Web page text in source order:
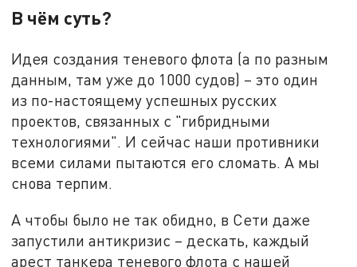
В чём суть?
Идея создания теневого флота (а по разным
данным, там уже до 1000 судов) – это один
из по-настоящему успешных русских
проектов, связанных с "гибридными
технологиями". И сейчас наши противники
всеми силами пытаются его сломать. А мы
снова терпим.
А чтобы было не так обидно, в Сети даже
запустили антикризис – дескать, каждый
арест танкера теневого флота с нашей